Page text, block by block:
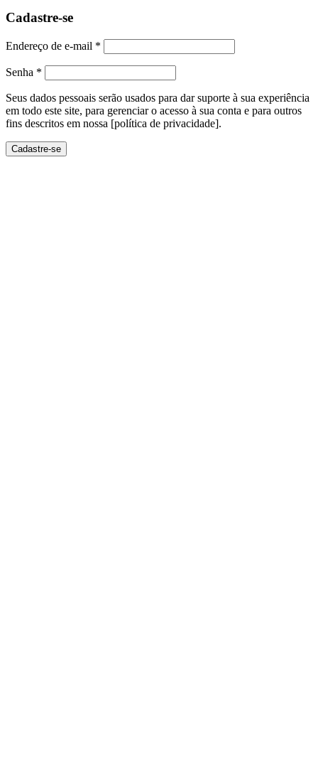
Cadastre-se
Endereço de e-mail *
Senha *
Seus dados pessoais serão usados ​​para dar suporte à sua experiência
em todo este site, para gerenciar o acesso à sua conta e para outros
fins descritos em nossa [política de privacidade].
Cadastre-se